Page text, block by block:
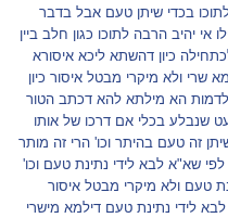
בכדי שיתן טעם אבל בדבר
יהיב הרבה לתוכו כגון חלב ביין
כיון דהשתא ליכא איסורא
שרי ולא מיקרי מבטל איסור כיון
לדמות הא מילתא להא דכתב הטור
שנבלע בכלי אם דרכו של אותו
זה טעם בהיתר וכו' הרי זה מותר
שא"א לבא לידי נתינת טעם וכו'
טעם ולא מיקרי מבטל איסור
לידי נתינת טעם דילמא מישרי